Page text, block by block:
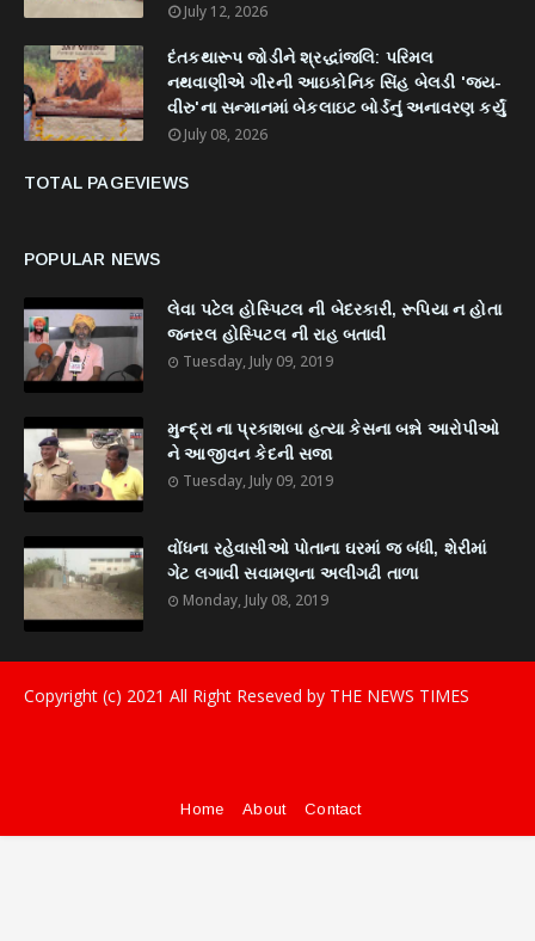
July 12, 2026
દંતકથારૂપ જોડીને શ્રદ્ધાંજલિ: પરિમલ
નથવાણીએ ગીરની આઇકોનિક સિંહ બેલડી 'જય-
વીરુ'ના સન્માનમાં બેકલાઇટ બોર્ડનું અનાવરણ કર્યું
July 08, 2026
TOTAL PAGEVIEWS
POPULAR NEWS
લેવા પટેલ હોસ્પિટલ ની બેદરકારી, રૂપિયા ન હોતા
જનરલ હોસ્પિટલ ની રાહ બતાવી
Tuesday, July 09, 2019
મુન્દ્રા ના પ્રકાશબા હત્યા કેસના બન્ને આરોપીઓ
ને આજીવન કેદની સજા
Tuesday, July 09, 2019
વોંધના રહેવાસીઓ પોતાના ઘરમાં જ બંધી, શેરીમાં
ગેટ લગાવી સવામણના અલીગઢી તાળા
Monday, July 08, 2019
Copyright (c) 2021 All Right Reseved by THE NEWS TIMES
Home About Contact